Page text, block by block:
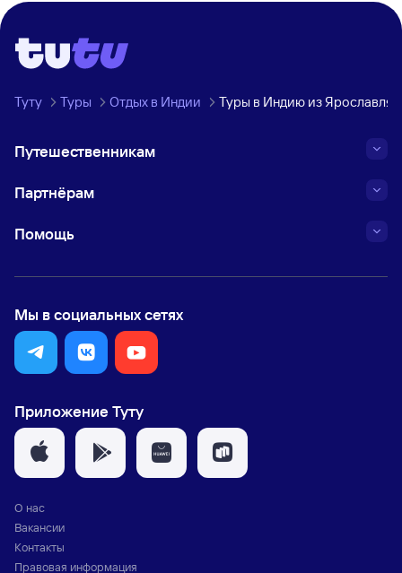
Туту Туры Отдых в Индии Туры в Индию из Ярославля
Путешественникам
Партнёрам
Помощь
Мы в социальных сетях
Приложение Туту
О нас
Вакансии
Контакты
Правовая информация